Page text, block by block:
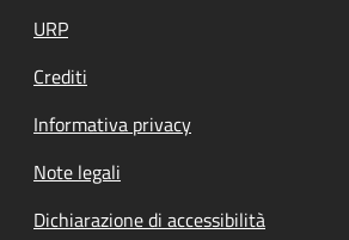
URP
Crediti
Informativa privacy
Note legali
Dichiarazione di accessibilità